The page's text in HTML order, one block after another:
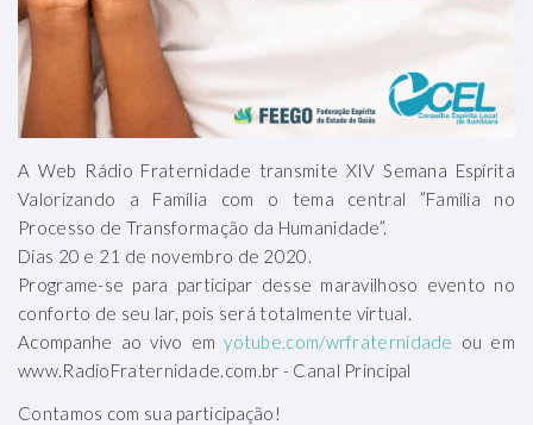
A Web Rádio Fraternidade transmite XIV Semana Espírita
Valorizando a Família com o tema central ”Família no
Processo de Transformação da Humanidade”.
Dias 20 e 21 de novembro de 2020.
Programe-se para participar desse maravilhoso evento no
conforto de seu lar, pois será totalmente virtual.
Acompanhe ao vivo emyotube.com/wrfraternidade ou em
www.RadioFraternidade.com.br - Canal Principal
Contamos com sua participação!